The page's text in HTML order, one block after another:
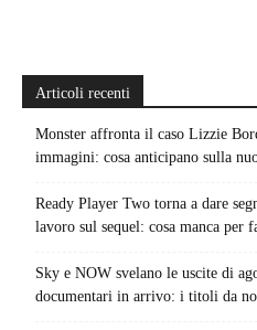
Articoli recenti
Monster affronta il caso Lizzie
immagini: cosa anticipano sulla
Ready Player Two torna a dare
lavoro sul sequel: cosa manca
Sky e NOW svelano le uscite di
documentari in arrivo: i titoli da